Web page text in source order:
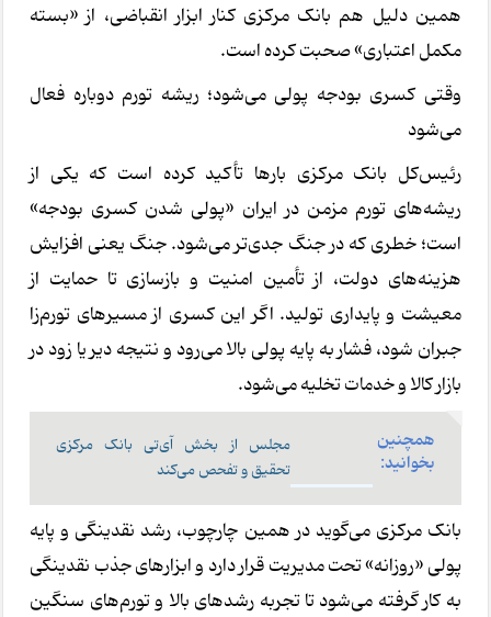
همین دلیل هم بانک مرکزی کنار ابزار انقباضی، از «بسته
مکمل اعتباری» صحبت کرده است.
وقتی کسری بودجه پولی می‌شود؛ ریشه تورم دوباره فعال
می‌شود
رئیس‌کل بانک مرکزی بارها تأکید کرده است که یکی از
ریشه‌های تورم مزمن در ایران «پولی شدن کسری بودجه»
است؛ خطری که در جنگ جدی‌تر می‌شود. جنگ یعنی افزایش
هزینه‌های دولت، از تأمین امنیت و بازسازی تا حمایت از
معیشت و پایداری تولید. اگر این کسری از مسیرهای تورم‌زا
جبران شود، فشار به پایه پولی بالا می‌رود و نتیجه دیر یا زود در
بازار کالا و خدمات تخلیه می‌شود.
همچنین
بخوانید:
مجلس از بخش آی‌تی بانک مرکزی
تحقیق و تفحص می‌کند
بانک مرکزی می‌گوید در همین چارچوب، رشد نقدینگی و پایه
پولی «روزانه» تحت مدیریت قرار دارد و ابزارهای جذب نقدینگی
به کار گرفته می‌شود تا تجربه رشدهای بالا و تورم‌های سنگین